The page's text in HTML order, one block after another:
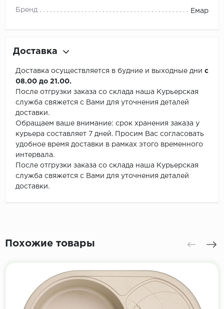
Бренд Емар
Доставка
Доставка осуществляется в будние и выходные дни с
08.00 до 21.00.
После отгрузки заказа со склада наша Курьерская
служба свяжется с Вами для уточнения деталей
доставки.
Обращаем ваше внимание: срок хранения заказа у
курьера составляет 7 дней. Просим Вас согласовать
удобное время доставки в рамках этого временного
интервала.
После отгрузки заказа со склада наша Курьерская
служба свяжется с Вами для уточнения деталей
доставки.
Похожие товары